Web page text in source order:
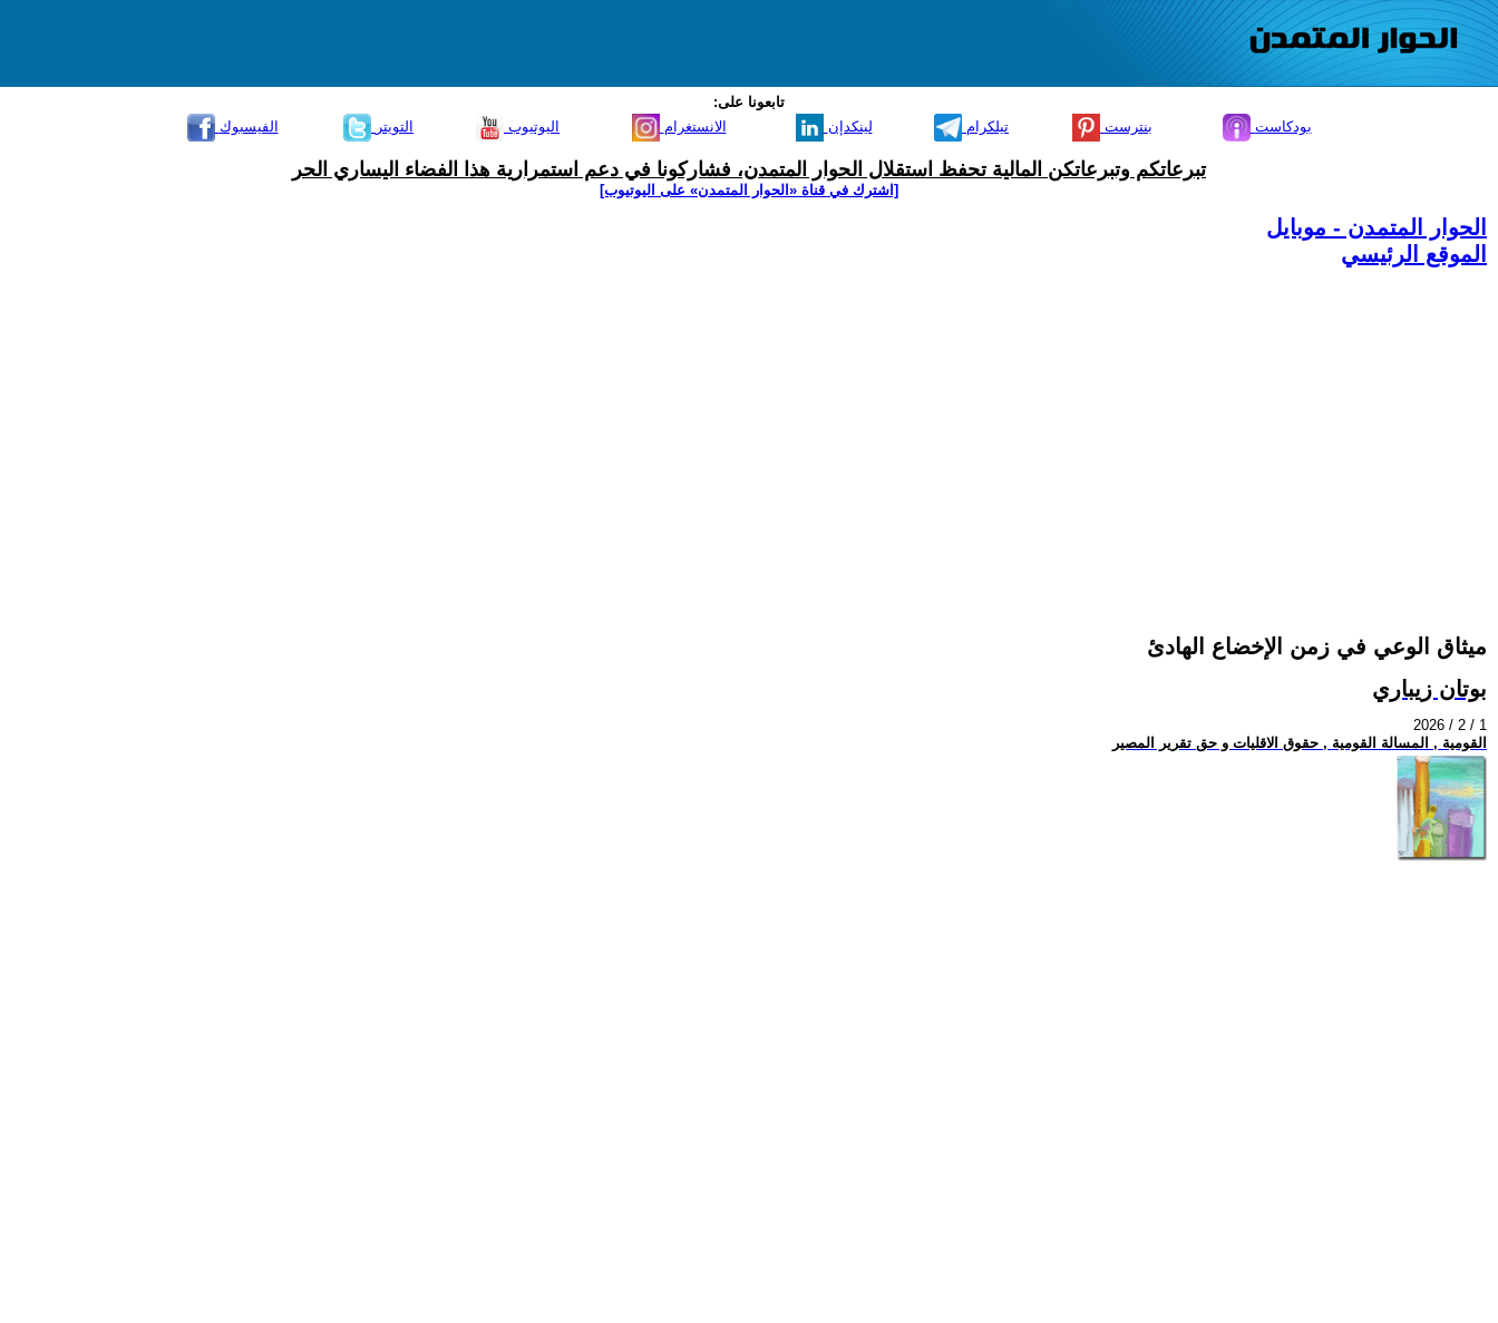
تابعونا على:
الفيسبوك
التويتر اليوتيوب الانستغرام لينكدإن تيلكرام بنترست بودكاست
تبرعاتكم وتبرعاتكن المالية تحفظ استقلال الحوار المتمدن، فشاركونا في دعم استمرارية هذا الفضاء اليساري الحر
[اشترك في قناة ‫«الحوار المتمدن» على اليوتيوب]
الحوار المتمدن - موبايل
الموقع الرئيسي
ميثاق الوعي في زمن الإخضاع الهادئ
بوتان زيباري
2026 / 2 / 1
القومية , المسالة القومية , حقوق الاقليات و حق تقرير المصير